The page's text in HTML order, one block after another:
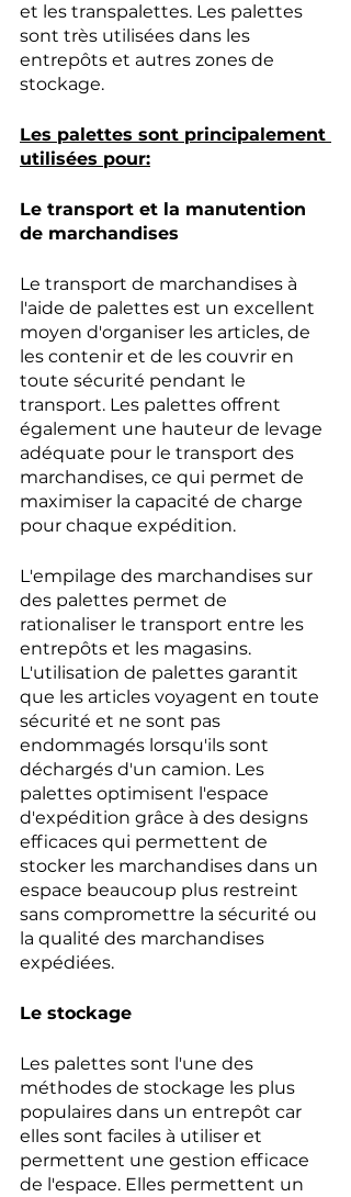
et les transpalettes. Les palettes
sont très utilisées dans les
entrepôts et autres zones de
stockage.
Les palettes sont principalement
utilisées pour:
Le transport et la manutention
de marchandises
Le transport de marchandises à
l'aide de palettes est un excellent
moyen d'organiser les articles, de
les contenir et de les couvrir en
toute sécurité pendant le
transport. Les palettes offrent
également une hauteur de levage
adéquate pour le transport des
marchandises, ce qui permet de
maximiser la capacité de charge
pour chaque expédition.
L'empilage des marchandises sur
des palettes permet de
rationaliser le transport entre les
entrepôts et les magasins.
L'utilisation de palettes garantit
que les articles voyagent en toute
sécurité et ne sont pas
endommagés lorsqu'ils sont
déchargés d'un camion. Les
palettes optimisent l'espace
d'expédition grâce à des designs
efficaces qui permettent de
stocker les marchandises dans un
espace beaucoup plus restreint
sans compromettre la sécurité ou
la qualité des marchandises
expédiées.
Le stockage
Les palettes sont l'une des
méthodes de stockage les plus
populaires dans un entrepôt car
elles sont faciles à utiliser et
permettent une gestion efficace
de l'espace. Elles permettent un